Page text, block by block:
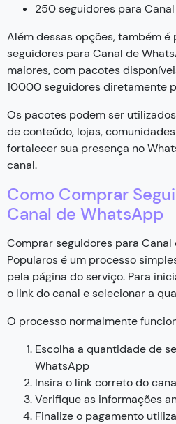
250 seguidores para
Além dessas opções, também é
seguidores para Canal de
maiores, com pacotes
10000 seguidores diretamente
Os pacotes podem ser
de conteúdo, lojas,
fortalecer sua presença no
canal.
Como Comprar
Canal de WhatsApp
Comprar seguidores para Canal
Popularos é um processo
pela página do serviço. Para
o link do canal e selecionar a
O processo normalmente
Escolha a quantidade de
WhatsApp
Insira o link correto do
Verifique as informações
Finalize o pagamento